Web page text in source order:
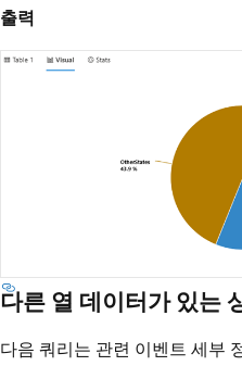
출력
다른 열 데이터가 있는
다음 쿼리는 관련 이벤트 세부